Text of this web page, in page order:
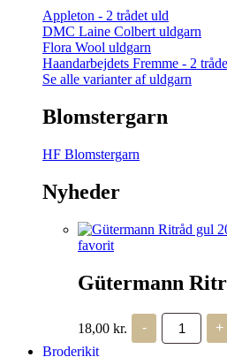
Appleton - 2 trådet uld
DMC Laine Colbert uldgarn
Flora Wool uldgarn
Haandarbejdets Fremme - 2
Se alle varianter af uldgarn
Blomstergarn
HF Blomstergarn
Nyheder
favorit
Gütermann
18,00 kr. -
Gütermann
Ritråd
-
+
Broderikit